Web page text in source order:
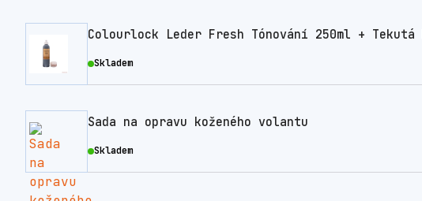
Colourlock Leder Fresh Tónování 250ml + Tekutá
Skladem
Sada na opravu koženého volantu
Skladem